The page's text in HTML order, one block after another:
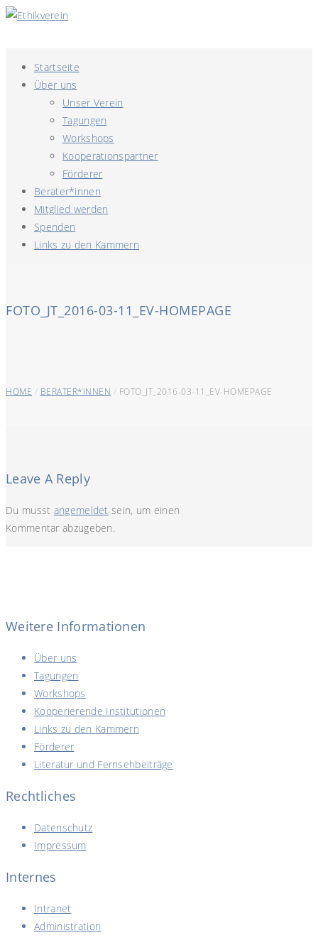
Startseite
Über uns
Unser Verein
Tagungen
Workshops
Kooperationspartner
Förderer
Berater*innen
Mitglied werden
Spenden
Links zu den Kammern
FOTO_JT_2016-03-11_EV-HOMEPAGE
HOME / BERATER*INNEN / FOTO_JT_2016-03-11_EV-HOMEPAGE
Leave A Reply
Du musst angemeldet sein, um einen
Kommentar abzugeben.
Weitere Informationen
Über uns
Tagungen
Workshops
Kooperierende Institutionen
Links zu den Kammern
Förderer
Literatur und Fernsehbeiträge
Rechtliches
Datenschutz
Impressum
Internes
Intranet
Administration